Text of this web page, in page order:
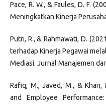
Pace, R. W., & Faules, D. F.
Meningkatkan Kinerja
Putri, R., & Rahmawati, D.
terhadap Kinerja Pegawai
Mediasi. Jurnal Manajemen
Rafiq, M., Javed, M., &
and Employee